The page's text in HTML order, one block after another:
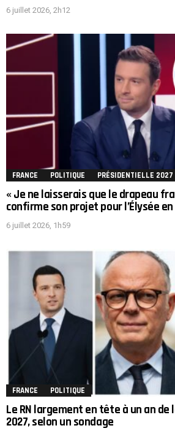
6 juillet 2026, 2h12
FRANCE POLITIQUE PRÉSIDENTIELLE 2027
« Je ne laisserais que le drapeau
confirme son projet pour l’Élysée en
6 juillet 2026, 1h59
FRANCE POLITIQUE
Le RN largement en tête à un an
2027, selon un sondage